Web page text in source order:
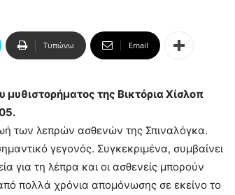
Τυπώνω Email
της Βικτόρια Χίσλοπ
των λεπρών ασθενών της Σπιναλόγκα.
γεγονός. Συγκεκριμένα, συμβαίνει
για τη λέπρα και οι ασθενείς μπορούν
πολλά χρόνια απομόνωσης σε εκείνο το